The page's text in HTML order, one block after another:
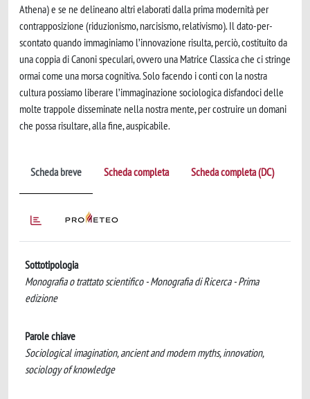
Athena) e se ne delineano altri elaborati dalla prima modernità per
contrapposizione (riduzionismo, narcisismo, relativismo). Il dato-per-
scontato quando immaginiamo l’innovazione risulta, perciò, costituito da
una coppia di Canoni speculari, ovvero una Matrice Classica che ci stringe
ormai come una morsa cognitiva. Solo facendo i conti con la nostra
cultura possiamo liberare l’immaginazione sociologica disfandoci delle
molte trappole disseminate nella nostra mente, per costruire un domani
che possa risultare, alla fine, auspicabile.
Scheda breve Scheda completa Scheda completa (DC)
Sottotipologia
Monografia o trattato scientifico - Monografia di Ricerca - Prima
edizione
Parole chiave
Sociological imagination, ancient and modern myths, innovation,
sociology of knowledge